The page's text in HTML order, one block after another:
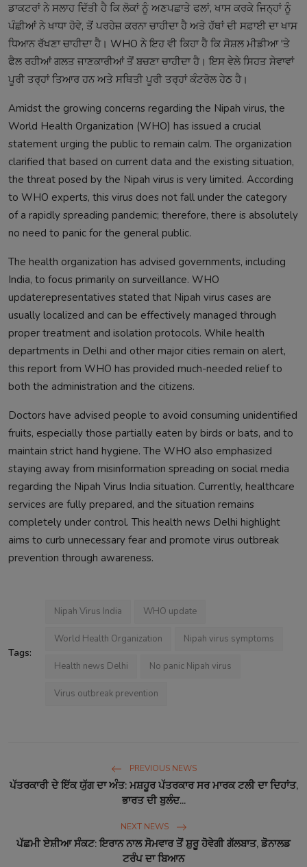
ਡਾਕਟਰਾਂ ਨੇ ਸਲਾਹ ਦਿੱਤੀ ਹੈ ਕਿ ਲੋਕਾਂ ਨੂੰ ਅਣਪਛਾਤੇ ਫਲਾਂ, ਖਾਸ ਕਰਕੇ ਜਿਨ੍ਹਾਂ ਨੂੰ
ਪੰਛੀਆਂ ਨੇ ਖਾਧਾ ਹੋਵੇ, ਤੋਂ ਪਰਹੇਜ਼ ਕਰਨਾ ਚਾਹੀਦਾ ਹੈ ਅਤੇ ਹੱਥਾਂ ਦੀ ਸਫ਼ਾਈ ਦਾ ਖਾਸ
ਧਿਆਨ ਰੱਖਣਾ ਚਾਹੀਦਾ ਹੈ। WHO ਨੇ ਇਹ ਵੀ ਕਿਹਾ ਹੈ ਕਿ ਸੋਸ਼ਲ ਮੀਡੀਆ 'ਤੇ
ਫੈਲ ਰਹੀਆਂ ਗਲਤ ਜਾਣਕਾਰੀਆਂ ਤੋਂ ਬਚਣਾ ਚਾਹੀਦਾ ਹੈ। ਇਸ ਵੇਲੇ ਸਿਹਤ ਸੇਵਾਵਾਂ
ਪੂਰੀ ਤਰ੍ਹਾਂ ਤਿਆਰ ਹਨ ਅਤੇ ਸਥਿਤੀ ਪੂਰੀ ਤਰ੍ਹਾਂ ਕੰਟਰੋਲ ਹੇਠ ਹੈ।
Amidst the growing concerns regarding the Nipah virus, the
World Health Organization (WHO) has issued a crucial
statement urging the public to remain calm. The organization
clarified that based on current data and the existing situation,
the threat posed by the Nipah virus is very limited. According
to WHO experts, this virus does not fall under the category
of a rapidly spreading pandemic; therefore, there is absolutely
no need to panic for the general public.
The health organization has advised governments, including
India, to focus primarily on surveillance. WHO
updaterepresentatives stated that Nipah virus cases are
usually localized and can be effectively managed through
proper treatment and isolation protocols. While health
departments in Delhi and other major cities remain on alert,
this report from WHO has provided much-needed relief to
both the administration and the citizens.
Doctors have advised people to avoid consuming unidentified
fruits, especially those partially eaten by birds or bats, and to
maintain strict hand hygiene. The WHO also emphasized
staying away from misinformation spreading on social media
regarding the Nipah Virus India situation. Currently, healthcare
services are fully prepared, and the situation remains
completely under control. This health news Delhi highlight
aims to curb unnecessary fear and promote virus outbreak
prevention through awareness.
Tags:
Nipah Virus India WHO update
World Health Organization Nipah virus symptoms
Health news Delhi No panic Nipah virus
Virus outbreak prevention
PREVIOUS NEWS
ਪੱਤਰਕਾਰੀ ਦੇ ਇੱਕ ਯੁੱਗ ਦਾ ਅੰਤ: ਮਸ਼ਹੂਰ ਪੱਤਰਕਾਰ ਸਰ ਮਾਰਕ ਟਲੀ ਦਾ ਦਿਹਾਂਤ,
ਭਾਰਤ ਦੀ ਬੁਲੰਦ...
NEXT NEWS
ਪੱਛਮੀ ਏਸ਼ੀਆ ਸੰਕਟ: ਇਰਾਨ ਨਾਲ ਸੋਮਵਾਰ ਤੋਂ ਸ਼ੁਰੂ ਹੋਵੇਗੀ ਗੱਲਬਾਤ, ਡੋਨਾਲਡ
ਟਰੰਪ ਦਾ ਬਿਆਨ